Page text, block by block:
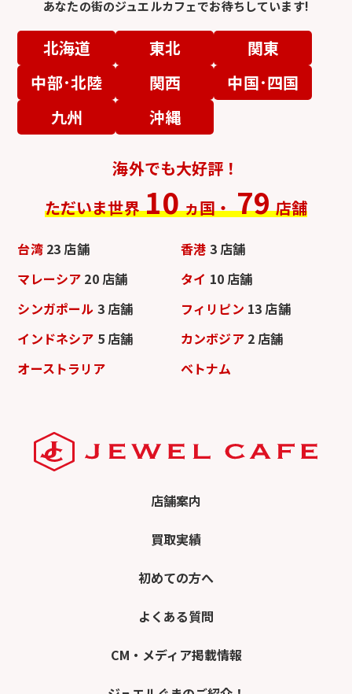
あなたの街のジュエルカフェでお待ちしています!
北海道 東北
関東
中部･北陸
関西
中国･四国
九州
沖縄
海外でも大好評！
ただいま世界 10 ヵ国・ 79 店舗
台湾 23 店舗 香港 3 店舗
マレーシア 20 店舗 タイ 10 店舗
シンガポール 3 店舗 フィリピン 13 店舗
インドネシア 5 店舗 カンボジア 2 店舗
オーストラリア
ベトナム
店舗案内
買取実績
初めての方へ
よくある質問
CM・メディア掲載情報